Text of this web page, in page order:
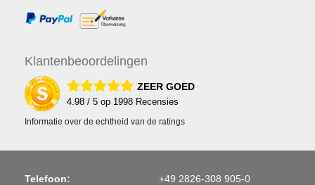
Klantenbeoordelingen
ZEER GOED
4.98 / 5 op 1998 Recensies
Informatie over de echtheid van de ratings
Telefoon:
+49 2826-308 905-0